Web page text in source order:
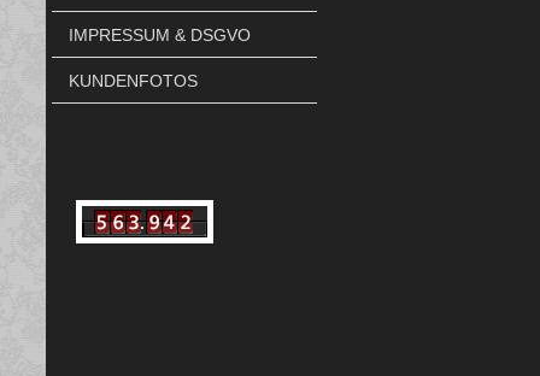
IMPRESSUM & DSGVO
KUNDENFOTOS